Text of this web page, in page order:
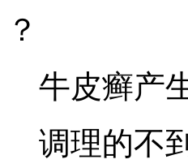
？
牛皮癣产
调理的不